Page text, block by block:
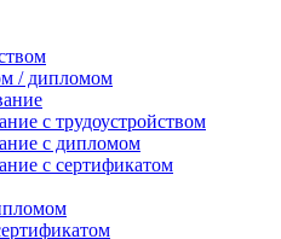
/ дипломом
с трудоустройством
с дипломом
с сертификатом